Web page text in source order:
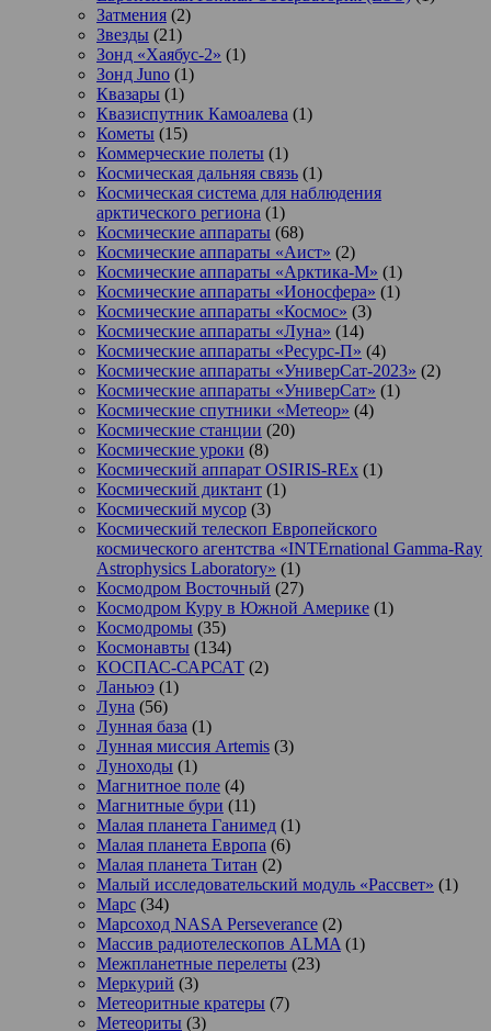
Затмения (2)
Звезды (21)
Зонд «Хаябус-2» (1)
Зонд Juno (1)
Квазары (1)
Квазиспутник Камоалева (1)
Кометы (15)
Коммерческие полеты (1)
Космическая дальняя связь (1)
Космическая система для наблюдения
арктического региона (1)
Космические аппараты (68)
Космические аппараты «Аист» (2)
Космические аппараты «Арктика-М» (1)
Космические аппараты «Ионосфера» (1)
Космические аппараты «Космос» (3)
Космические аппараты «Луна» (14)
Космические аппараты «Ресурс-П» (4)
Космические аппараты «УниверСат-2023» (2)
Космические аппараты «УниверСат» (1)
Космические спутники «Метеор» (4)
Космические станции (20)
Космические уроки (8)
Космический аппарат OSIRIS-REx (1)
Космический диктант (1)
Космический мусор (3)
Космический телескоп Европейского
космического агентства «INTErnational Gamma-Ray
Astrophysics Laboratory» (1)
Космодром Восточный (27)
Космодром Куру в Южной Америке (1)
Космодромы (35)
Космонавты (134)
КОСПАС-САРСАТ (2)
Ланьюэ (1)
Луна (56)
Лунная база (1)
Лунная миссия Artemis (3)
Луноходы (1)
Магнитное поле (4)
Магнитные бури (11)
Малая планета Ганимед (1)
Малая планета Европа (6)
Малая планета Титан (2)
Малый исследовательский модуль «Рассвет» (1)
Марс (34)
Марсоход NASA Perseverance (2)
Массив радиотелескопов ALMA (1)
Межпланетные перелеты (23)
Меркурий (3)
Метеоритные кратеры (7)
Метеориты (3)